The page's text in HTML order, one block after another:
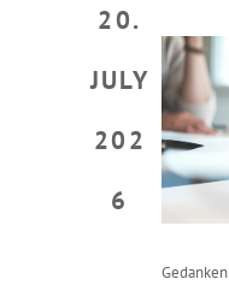
20.
JULY
202
6